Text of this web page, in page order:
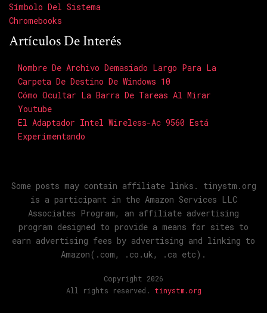
Símbolo Del Sistema
Chromebooks
Artículos De Interés
Nombre De Archivo Demasiado Largo Para La
Carpeta De Destino De Windows 10
Cómo Ocultar La Barra De Tareas Al Mirar
Youtube
El Adaptador Intel Wireless-Ac 9560 Está
Experimentando
Some posts may contain affiliate links. tinystm.org
is a participant in the Amazon Services LLC
Associates Program, an affiliate advertising
program designed to provide a means for sites to
earn advertising fees by advertising and linking to
Amazon(.com, .co.uk, .ca etc).
Copyright 2026
All rights reserved. tinystm.org